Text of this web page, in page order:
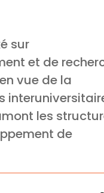
sur
et de
vue de la
les
de